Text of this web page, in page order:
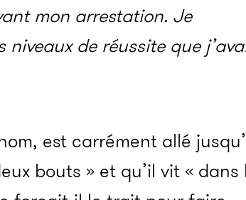
mon arrestation. Je
de réussite que
est carrément allé
bouts » et qu’il vit « dans